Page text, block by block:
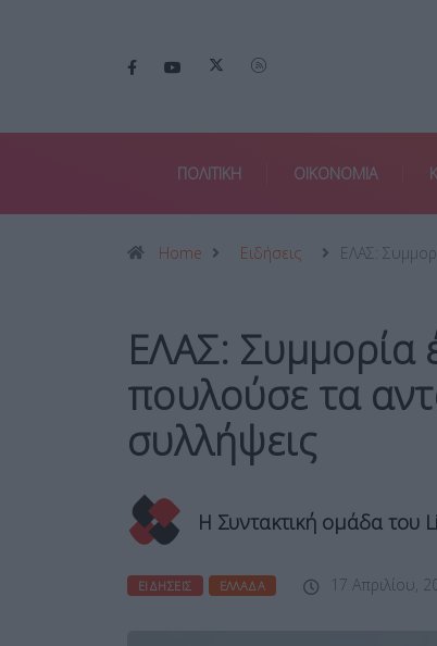
ΠΟΛΙΤΙΚΗ ΟΙΚΟΝΟΜΙΑ
Home Ειδήσεις ΕΛΑΣ:
ΕΛΑΣ: Συμμορία
πουλούσε τα
συλλήψεις
Η Συντακτική ομάδα του
ΕΙΔΉΣΕΙΣ ΕΛΛΆΔΑ 17 Απριλίου,